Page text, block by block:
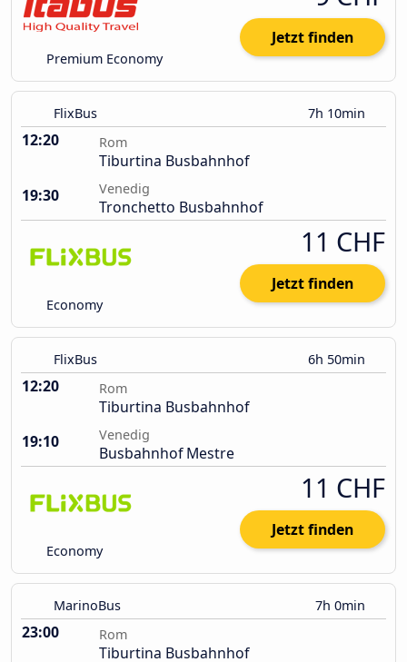
Premium Economy
Jetzt finden
FlixBus 7h 10min
12:20 Rom
Tiburtina Busbahnhof
19:30
Venedig
Tronchetto Busbahnhof
Economy
11 CHF
Jetzt finden
FlixBus 6h 50min
12:20 Rom
Tiburtina Busbahnhof
19:10
Venedig
Busbahnhof Mestre
Economy
11 CHF
Jetzt finden
MarinoBus 7h 0min
23:00 Rom
Tiburtina Busbahnhof